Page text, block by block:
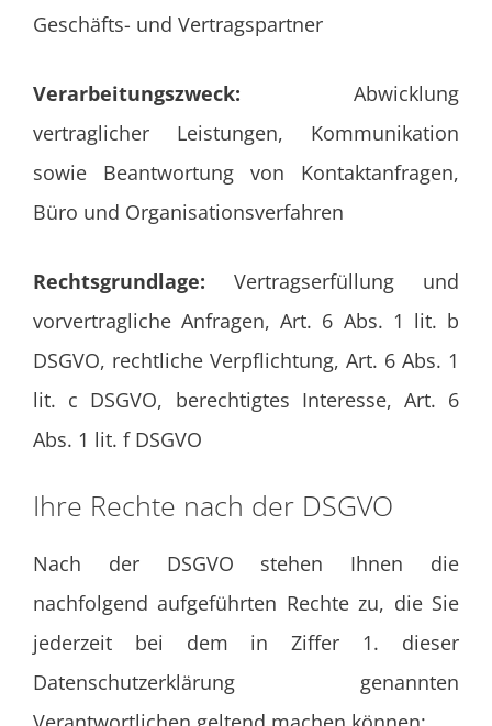
Geschäfts- und Vertragspartner
Verarbeitungszweck: Abwicklung
vertraglicher Leistungen, Kommunikation
sowie Beantwortung von Kontaktanfragen,
Büro und Organisationsverfahren
Rechtsgrundlage: Vertragserfüllung und
vorvertragliche Anfragen, Art. 6 Abs. 1 lit. b
DSGVO, rechtliche Verpflichtung, Art. 6 Abs. 1
lit. c DSGVO, berechtigtes Interesse, Art. 6
Abs. 1 lit. f DSGVO
Ihre Rechte nach der DSGVO
Nach der DSGVO stehen Ihnen die
nachfolgend aufgeführten Rechte zu, die Sie
jederzeit bei dem in Ziffer 1. dieser
Datenschutzerklärung genannten